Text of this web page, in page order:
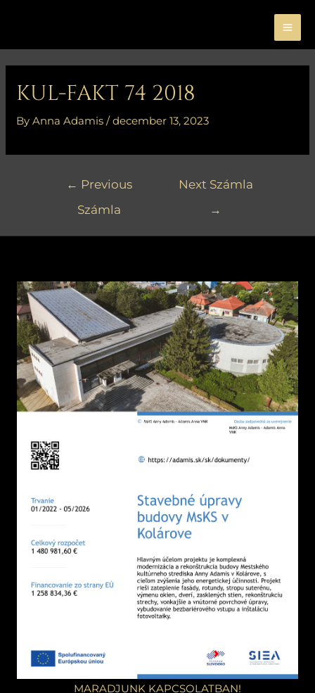
content
KUL-FAKT 74 2018
ByAnna Adamis/december 13, 2023
← Previous
Számla
Next Számla
→
MARADJUNK KAPCSOLATBAN!